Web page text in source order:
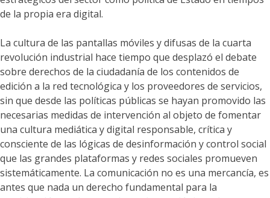
de la propia era digital.
La cultura de las pantallas móviles y difusas de la cuarta
revolución industrial hace tiempo que desplazó el debate
sobre derechos de la ciudadanía de los contenidos de
edición a la red tecnológica y los proveedores de servicios,
sin que desde las políticas públicas se hayan promovido las
necesarias medidas de intervención al objeto de fomentar
una cultura mediática y digital responsable, crítica y
consciente de las lógicas de desinformación y control social
que las grandes plataformas y redes sociales promueven
sistemáticamente. La comunicación no es una mercancía, es
antes que nada un derecho fundamental para la